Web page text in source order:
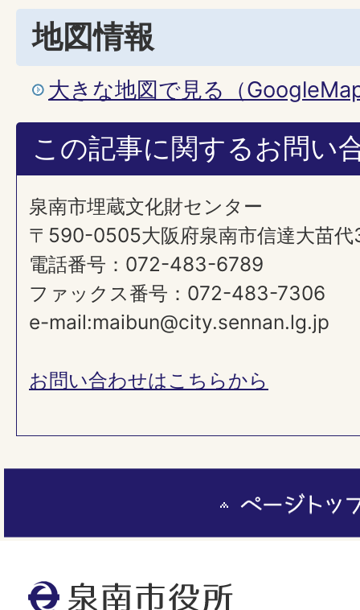
地図情報
大きな地図で見る（
この記事に関するお問い
泉南市埋蔵文化財センター
〒590-0505大阪府泉南市信達大苗
電話番号：072-483-6789
ファックス番号：072-483-7306​​​​​​​
e-mail:maibun@city.sennan.lg.jp
お問い合わせはこちらから
泉